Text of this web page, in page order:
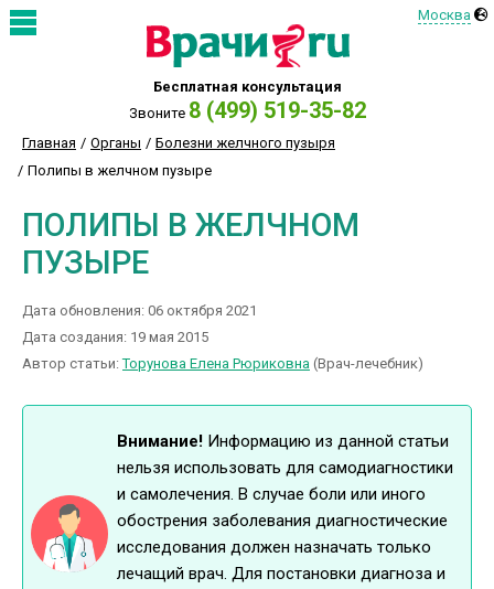
Бесплатная консультация
Звоните 8 (499) 519-35-82
Москва
Главная Органы
Болезни желчного пузыря
Полипы в желчном пузыре
ПОЛИПЫ В ЖЕЛЧНОМ
ПУЗЫРЕ
Дата обновления: 06 октября 2021
Дата создания: 19 мая 2015
Автор статьи:Торунова Елена Рюриковна (Врач-лечебник)
Внимание! Информацию из данной статьи
нельзя использовать для самодиагностики
и самолечения. В случае боли или иного
обострения заболевания диагностические
исследования должен назначать только
лечащий врач. Для постановки диагноза и